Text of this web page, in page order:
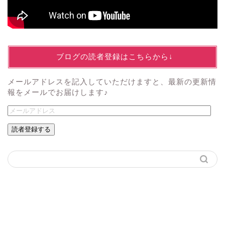
↓ブログの読者登録はこちらから↓
メールアドレスを記入していただけますと、最新の更新情
報をメールでお届けします♪
読者登録する